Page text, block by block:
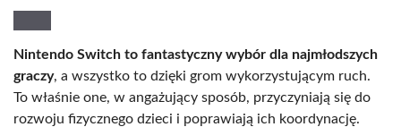
Nintendo Switch to fantastyczny wybór dla najmłodszych
graczy, a wszystko to dzięki grom wykorzystującym ruch.
To właśnie one, w angażujący sposób, przyczyniają się do
rozwoju fizycznego dzieci i poprawiają ich koordynację.